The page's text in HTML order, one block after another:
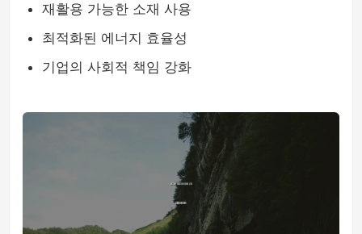
재활용 가능한 소재 사용
최적화된 에너지 효율성
기업의 사회적 책임 강화